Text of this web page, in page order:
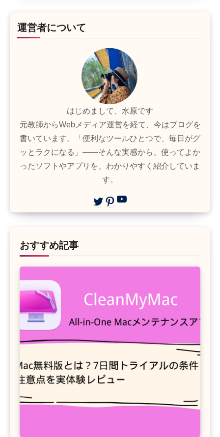
運営者について
はじめまして、水原です
元教師からWebメディア運営を経て、今はブログを
書いています。「便利なツールひとつで、毎日がグ
ッとラクになる」——そんな実感から、使ってよか
ったソフトやアプリを、わかりやすく紹介していま
す。
Twitter
Pinterest
YouTube
おすすめ記事